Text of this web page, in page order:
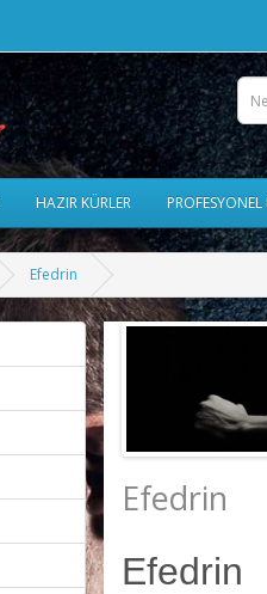
HAZIR KÜRLER PROFESYONEL
Efedrin
Efedrin
Efedrin